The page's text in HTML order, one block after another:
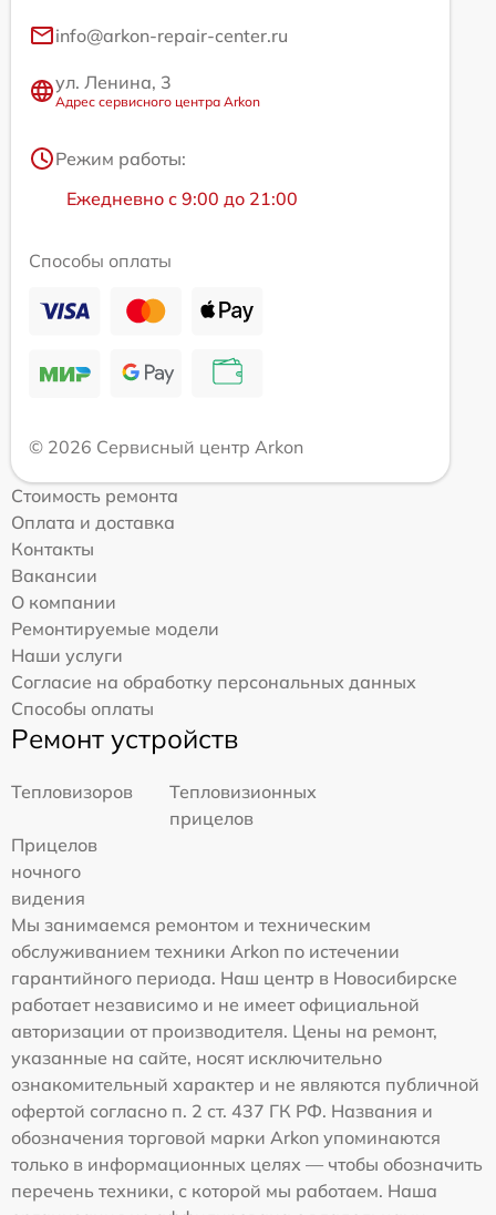
info@arkon-repair-center.ru
ул. Ленина, 3
Адрес сервисного центра Arkon
Режим работы:
Ежедневно с 9:00 до 21:00
Способы оплаты
© 2026 Сервисный центр Arkon
Стоимость ремонта
Оплата и доставка
Контакты
Вакансии
О компании
Ремонтируемые модели
Наши услуги
Согласие на обработку персональных данных
Способы оплаты
Ремонт устройств
Тепловизоров
Тепловизионных
прицелов
Прицелов
ночного
видения
Мы занимаемся ремонтом и техническим
обслуживанием техники Arkon по истечении
гарантийного периода. Наш центр в Новосибирске
работает независимо и не имеет официальной
авторизации от производителя. Цены на ремонт,
указанные на сайте, носят исключительно
ознакомительный характер и не являются публичной
офертой согласно п. 2 ст. 437 ГК РФ. Названия и
обозначения торговой марки Arkon упоминаются
только в информационных целях — чтобы обозначить
перечень техники, с которой мы работаем. Наша